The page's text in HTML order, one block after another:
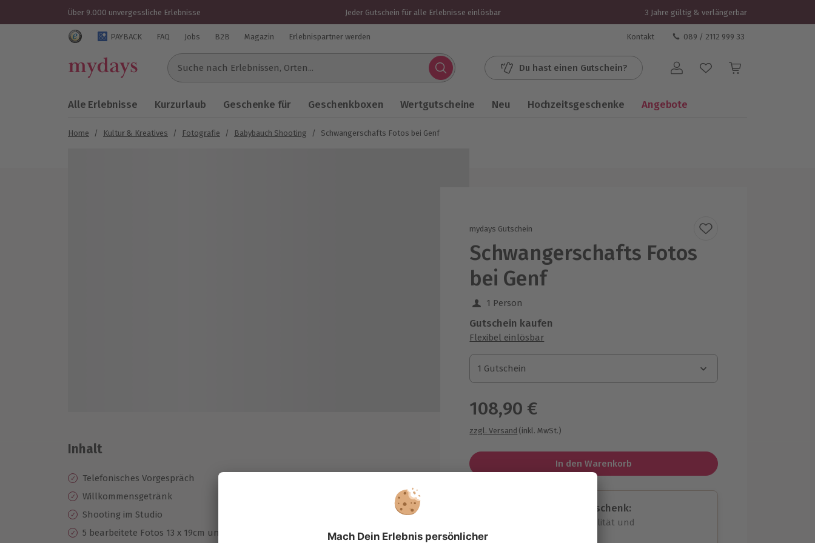
Über 9.000 unvergessliche Erlebnisse Jeder Gutschein für alle Erlebnisse einlösbar 3 Jahre gültig & verlängerbar
Trustedshops Bewertungen für mydays.de
PAYBACK FAQ Jobs B2B Magazin Erlebnispartner werden Kontakt 089 / 2112 999 33
Suche nach Erlebnissen...
Du hast einen Gutschein? Benutzerkonto
Alle Erlebnisse Kurzurlaub Geschenke für Geschenkboxen Wertgutscheine Neu Hochzeitsgeschenke Angebote
Home / Kultur & Kreatives / Fotografie / Babybauch Shooting / Schwangerschafts Fotos bei Genf
mydays Gutschein
Schwangerschafts Fotos
bei Genf
1 Person
Gutschein kaufen
Flexibel einlösbar
1 Gutschein
1 Gutschein
1 Gutschein
108,90 €
zzgl. Versand (inkl. MwSt.)
In den Warenkorb
Immer das passende Geschenk:
Große Auswahl, volle Flexibilität und
maximale Sicherheit
Inhalt
Telefonisches Vorgespräch
Willkommensgetränk
Shooting im Studio
5 bearbeitete Fotos 13 x 19cm und 1 Poster 20 x 30